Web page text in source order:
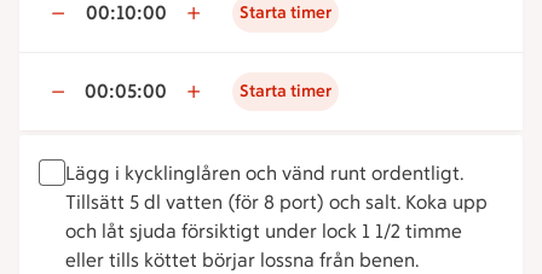
00:10:00 Starta timer
00:05:00 Starta timer
Lägg i kycklinglåren och vänd runt ordentligt.
Tillsätt 5 dl vatten (för 8 port) och salt. Koka upp
och låt sjuda försiktigt under lock 1 1/2 timme
eller tills köttet börjar lossna från benen.